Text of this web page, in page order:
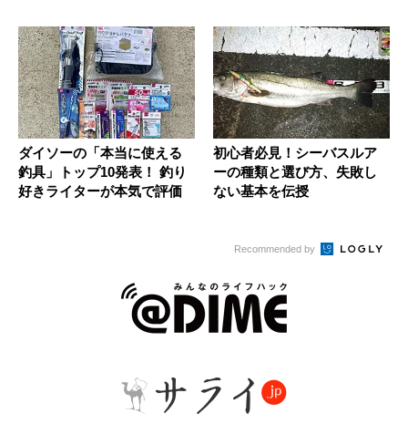
ダイソーの「本当に使える
釣具」トップ10発表！ 釣り
好きライターが本気で評価
初心者必見！シーバスルア
ーの種類と選び方、失敗し
ない基本を伝授
Recommended by